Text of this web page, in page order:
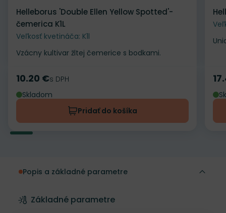
Helleborus 'Double Ellen Yellow Spotted'-
čemerica K1L
Veľkosť kvetináča: K1l
Vzácny kultivar žltej čemerice s bodkami.
Cena
10.20 €s DPH
Skladom
Pridať do košíka
Popis a základné parametre
Základné parametre